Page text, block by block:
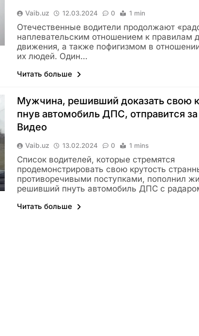
Vaib.uz 12.03.2024 0 1 min
Отечественные водители продолжают
наплевательским отношением к правилам
движения, а также пофигизмом в
их людей. Один…
Читать больше
Мужчина, решивший доказать свою
пнув автомобиль ДПС, отправится
Видео
Vaib.uz 13.02.2024 0 1 mins
Список водителей, которые стремятся
продемонстрировать свою крутость
противоречивыми поступками, пополнил
решивший пнуть автомобиль ДПС с
Читать больше